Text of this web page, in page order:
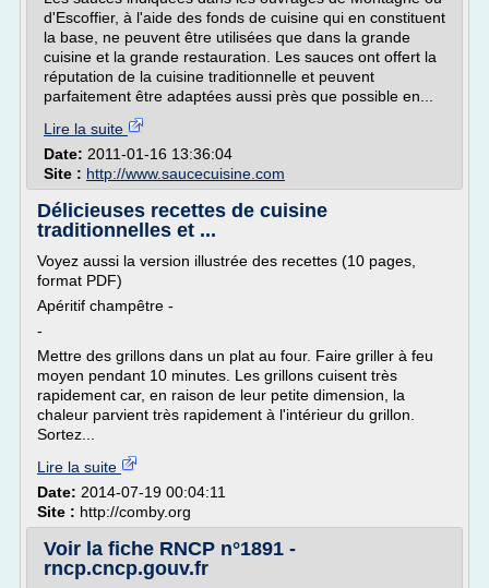
d'Escoffier, à l'aide des fonds de cuisine qui en constituent
la base, ne peuvent être utilisées que dans la grande
cuisine et la grande restauration. Les sauces ont offert la
réputation de la cuisine traditionnelle et peuvent
parfaitement être adaptées aussi près que possible en...
Lire la suite
Date: 2011-01-16 13:36:04
Site : http://www.saucecuisine.com
Délicieuses recettes de cuisine
traditionnelles et ...
Voyez aussi la version illustrée des recettes (10 pages,
format PDF)
Apéritif champêtre -
-
Mettre des grillons dans un plat au four. Faire griller à feu
moyen pendant 10 minutes. Les grillons cuisent très
rapidement car, en raison de leur petite dimension, la
chaleur parvient très rapidement à l'intérieur du grillon.
Sortez...
Lire la suite
Date: 2014-07-19 00:04:11
Site : http://comby.org
Voir la fiche RNCP n°1891 -
rncp.cncp.gouv.fr